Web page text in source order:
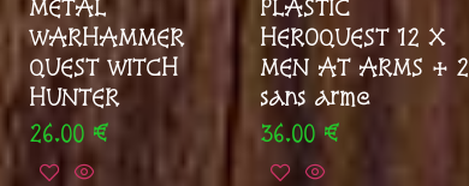
METAL
WARHAMMER
QUEST WITCH
HUNTER
26.00 €
PLASTIC
HEROQUEST 12 X
MEN AT ARMS + 2
sans arme
36.00€